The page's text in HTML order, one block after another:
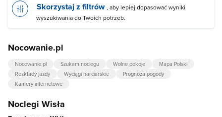
Skorzystaj z filtrów , aby lepiej dopasować wyniki
wyszukiwania do Twoich potrzeb.
Nocowanie.pl
Nocowanie.pl Szukam noclegu Wolne pokoje
Mapa Polski
Rozkłady jazdy
Wyciągi narciarskie
Prognoza pogody
Kamery internetowe
Noclegi Wisła